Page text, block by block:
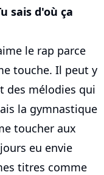
sais d'où ça
le rap parce
touche. Il peut y
des mélodies qui
la gymnastique
toucher aux
eu envie
titres comme